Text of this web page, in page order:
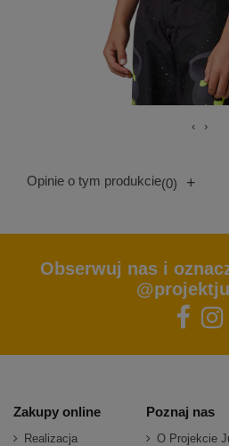
‹ ›
Opinie o tym produkcie(0) +
Obserwuj nas i
Zakupy online
Realizacja
Poznaj nas
O Projekcie